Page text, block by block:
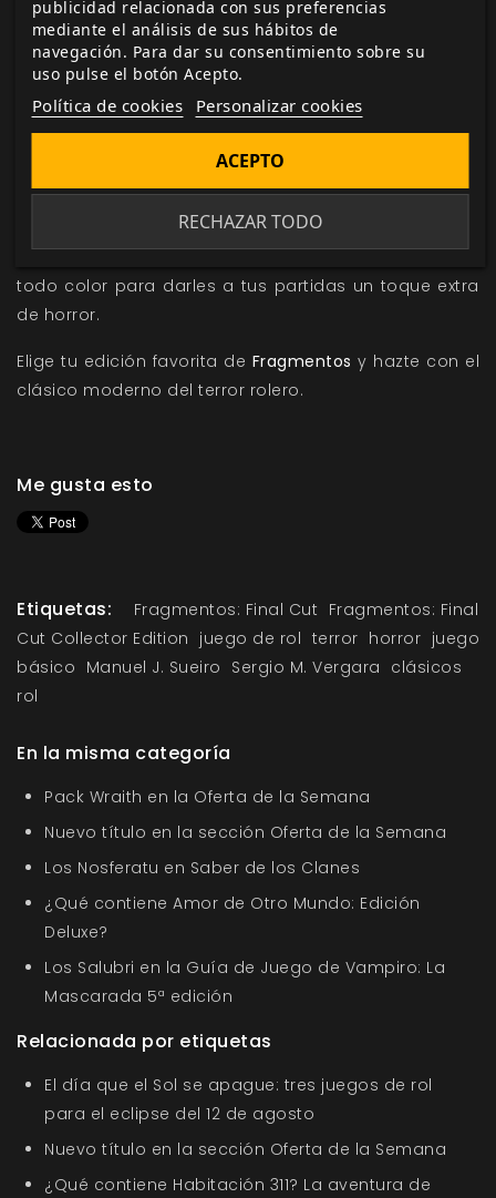
tus partidas en auténticas películas de terror.
Sangrientas Navidades. Una colección de terroríficas
historias navideñas formando una saga para llevar
de sangre y vísceras estas entrañables fiestas.
italiano y emular las películas de maestros como
Mario Bava o Dario Argento.
Tarjetas de personajes y monstruos. 28 monstruos y
todo color para darles a tus partidas un toque extra
de horror.
Elige tu edición favorita de Fragmentos y hazte con el
clásico moderno del terror rolero.
Me gusta esto
Etiquetas: Fragmentos: Final Cut Fragmentos: Final
Cut Collector Edition juego de rol terror horror juego
básico Manuel J. Sueiro Sergio M. Vergara clásicos
rol
En la misma categoría
Pack Wraith en la Oferta de la Semana
Nuevo título en la sección Oferta de la Semana
Los Nosferatu en Saber de los Clanes
¿Qué contiene Amor de Otro Mundo: Edición
Deluxe?
Los Salubri en la Guía de Juego de Vampiro: La
Mascarada 5ª edición
Relacionada por etiquetas
El día que el Sol se apague: tres juegos de rol
para el eclipse del 12 de agosto
Nuevo título en la sección Oferta de la Semana
¿Qué contiene Habitación 311? La aventura de
publicidad relacionada con sus preferencias
mediante el análisis de sus hábitos de
navegación. Para dar su consentimiento sobre su
uso pulse el botón Acepto.
Política de cookies Personalizar cookies
RECHAZAR TODO
ACEPTO